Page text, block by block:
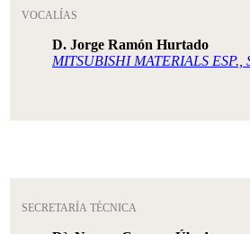
VOCALÍAS
D. Jorge Ramón Hurtado
MITSUBISHI MATERIALS ESP.,
SECRETARÍA TÉCNICA